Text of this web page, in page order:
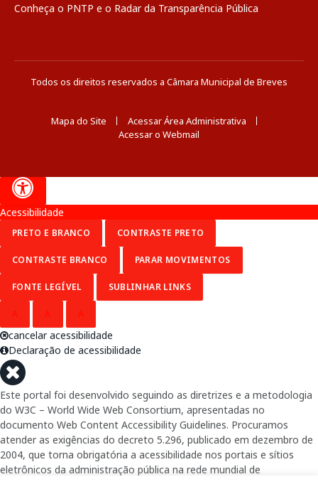
Conheça o PNTP e o Radar da Transparência Pública
Todos os direitos reservados a Câmara Municipal de Breves
Mapa do Site
Acessar Área Administrativa
Acessar o Webmail
Acessibilidade
PRETO E BRANCO CONTRASTE PRETO
CONTRASTE BRANCO PARAR MOVIMENTOS
FONTE LEGÍVEL SUBLINHAR LINKS
cancelar acessibilidade
Declaração de acessibilidade
Este portal foi desenvolvido seguindo as diretrizes e a metodologia
do W3C – World Wide Web Consortium, apresentadas no
documento Web Content Accessibility Guidelines. Procuramos
atender as exigências do decreto 5.296, publicado em dezembro de
2004, que torna obrigatória a acessibilidade nos portais e sítios
eletrônicos da administração pública na rede mundial de